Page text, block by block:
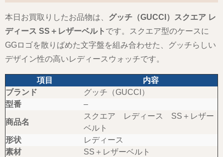
本日お買取りしたお品物は、 グッチ（GUCCI）スクエア レ
ディース SS＋レザーベルト です。スクエア型のケースに
GGロゴを散りばめた文字盤を組み合わせた、グッチらしい
デザイン性の高いレディースウォッチです。
項目
内容
ブランド
グッチ（GUCCI）
型番
–
商品名
スクエア レディース SS＋レザー
ベルト
形状
レディース
素材
SS＋レザーベルト